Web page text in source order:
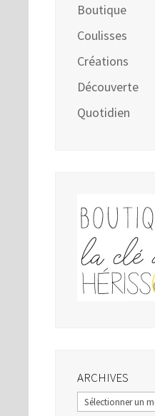
Boutique
Coulisses
Créations
Découverte
Quotidien
ARCHIVES
Archives